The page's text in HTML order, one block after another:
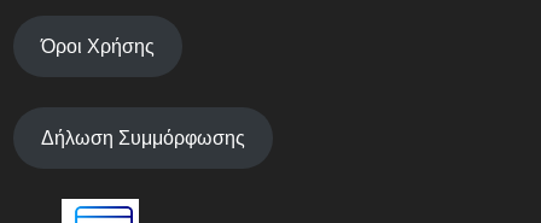
Όροι Χρήσης
Δήλωση Συμμόρφωσης